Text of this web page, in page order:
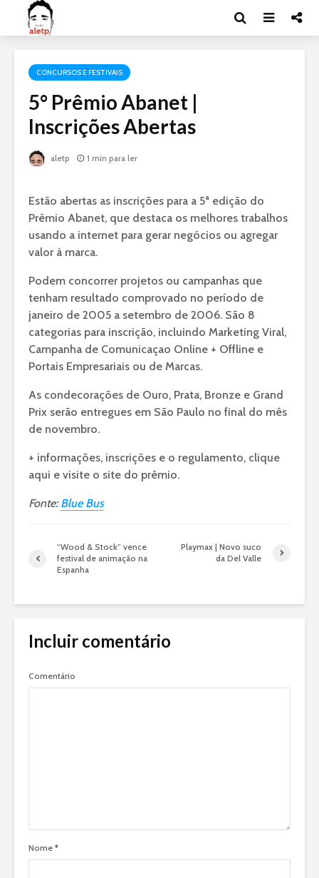
CONCURSOS E FESTIVAIS
5° Prêmio Abanet |
Inscrições Abertas
aletp 1 min para ler
Estão abertas as inscrições para a 5ª edição do
Prêmio Abanet, que destaca os melhores trabalhos
usando a internet para gerar negócios ou agregar
valor à marca.
Podem concorrer projetos ou campanhas que
tenham resultado comprovado no período de
janeiro de 2005 a setembro de 2006. São 8
categorias para inscrição, incluindo Marketing Viral,
Campanha de Comunicaçao Online + Offline e
Portais Empresariais ou de Marcas.
As condecorações de Ouro, Prata, Bronze e Grand
Prix serão entregues em São Paulo no final do mês
de novembro.
+ informações, inscrições e o regulamento, clique
aqui e visite o site do prêmio.
Fonte:Blue Bus
“Wood & Stock” vence
festival de animação na
Espanha
Playmax | Novo suco
da Del Valle
Incluir comentário
Comentário
Nome *